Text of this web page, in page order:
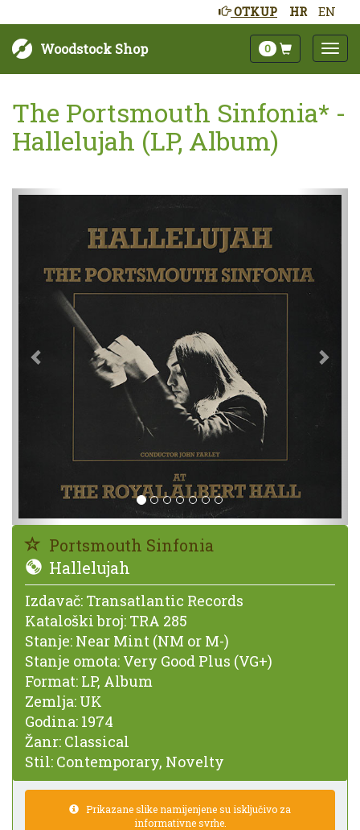
HR EN
OTKUP
Woodstock Shop 0
The Portsmouth Sinfonia* -
Hallelujah (LP, Album)
Sljedeće
Portsmouth Sinfonia
Hallelujah
Izdavač: Transatlantic Records
Kataloški broj: TRA 285
Stanje: Near Mint (NM or M-)
Stanje omota: Very Good Plus (VG+)
Format: LP, Album
Zemlja: UK
Godina: 1974
Žanr: Classical
Stil: Contemporary, Novelty
Prikazane slike namijenjene su isključivo za
informativne svrhe.